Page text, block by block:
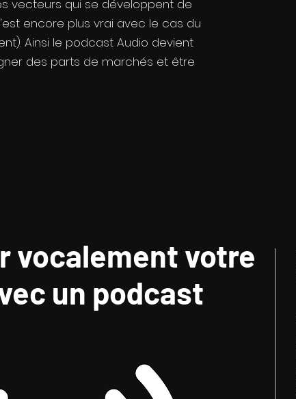
vecteurs qui se développent de
encore plus vrai avec le cas du
Ainsi le podcast Audio devient
des parts de marchés et être
vocalement votre
un podcast